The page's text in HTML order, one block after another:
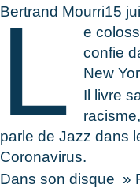
Bertrand Mourri15
L
e
confie
New
Il livre
parle de Jazz dans
Coronavirus.
Dans son disque »